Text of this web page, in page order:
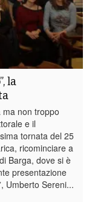
la
ma non troppo
e il
tornata del 25
ricominciare a
Barga, dove si è
presentazione
Umberto Sereni...